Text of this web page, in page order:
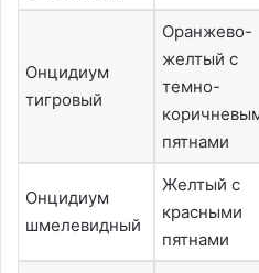
Онцидиум
тигровый
Оранжево-
желтый с
темно-
пятнами
Онцидиум
шмелевидный
Желтый с
красными
пятнами